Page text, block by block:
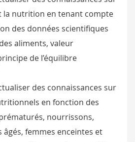
la nutrition en tenant compte
des données scientifiques
aliments, valeur
de l’équilibre
des connaissances sur
en fonction des
nourrissons,
âgés, femmes enceintes et